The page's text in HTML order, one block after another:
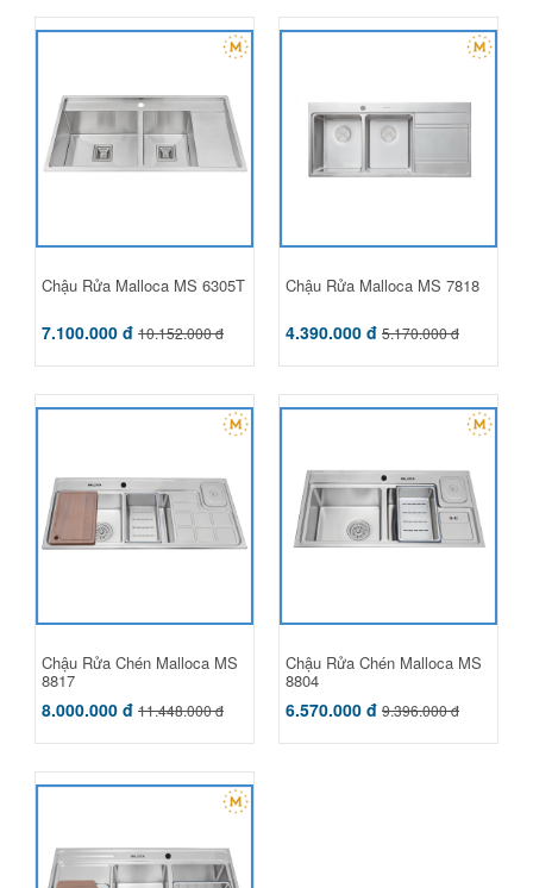
Chậu Rửa Malloca MS 6305T
7.100.000 đ 10.152.000 đ
Chậu Rửa Malloca MS 7818
4.390.000 đ 5.170.000 đ
Chậu Rửa Chén Malloca MS
8817
8.000.000 đ 11.448.000 đ
Chậu Rửa Chén Malloca MS
8804
6.570.000 đ 9.396.000 đ